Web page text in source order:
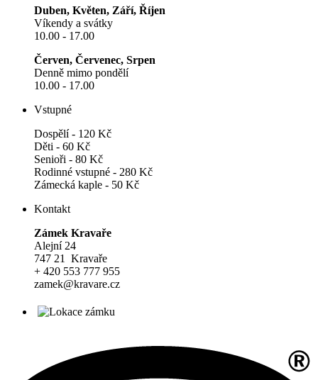
Duben, Květen, Září, Říjen
Víkendy a svátky
10.00 - 17.00
Červen, Červenec, Srpen
Denně mimo pondělí
10.00 - 17.00
Vstupné
Dospělí - 120 Kč
Děti - 60 Kč
Senioři - 80 Kč
Rodinné vstupné - 280 Kč
Zámecká kaple - 50 Kč
Kontakt
Zámek Kravaře
Alejní 24
747 21 Kravaře
+ 420 553 777 955
zamek@kravare.cz